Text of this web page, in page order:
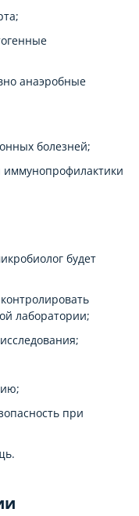
анаэробные
болезней;
будет
лаборатории;
при